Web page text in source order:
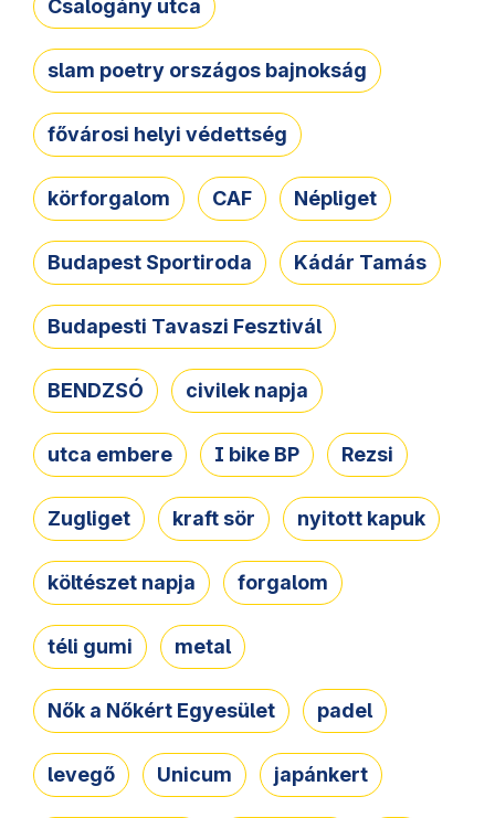
Csalogány utca
slam poetry országos bajnokság
fővárosi helyi védettség
körforgalom CAF Népliget
Budapest Sportiroda Kádár Tamás
Budapesti Tavaszi Fesztivál
BENDZSÓ civilek napja
utca embere I bike BP Rezsi
Zugliget kraft sör nyitott kapuk
költészet napja forgalom
téli gumi metal
Nők a Nőkért Egyesület padel
levegő Unicum japánkert